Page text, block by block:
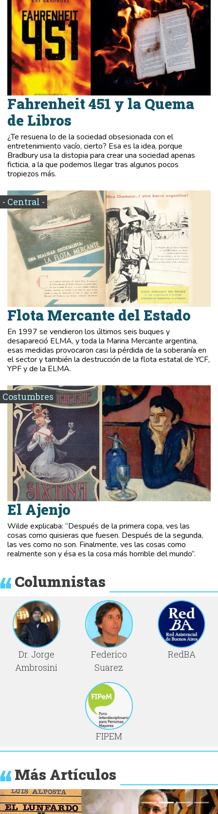
Fahrenheit 451 y la Quema
de Libros
¿Te resuena lo de la sociedad obsesionada con el
entretenimiento vacío, cierto? Esa es la idea, porque
Bradbury usa la distopia para crear una sociedad apenas
ficticia, a la que podemos llegar tras algunos pocos
tropiezos más.
- Central -
Flota Mercante del Estado
En 1997 se vendieron los últimos seis buques y
desapareció ELMA, y toda la Marina Mercante argentina,
esas medidas provocaron casi la pérdida de la soberanía en
el sector y también la destrucción de la flota estatal de YCF,
YPF y de la ELMA.
Costumbres
El Ajenjo
Wilde explicaba: “Después de la primera copa, ves las
cosas como quisieras que fuesen. Después de la segunda,
las ves como no son. Finalmente, ves las cosas como
realmente son y ésa es la cosa más horrible del mundo”.
Columnistas
Dr. Jorge
Ambrosini
Federico
Suarez
RedBA
FIPEM
Más Artículos